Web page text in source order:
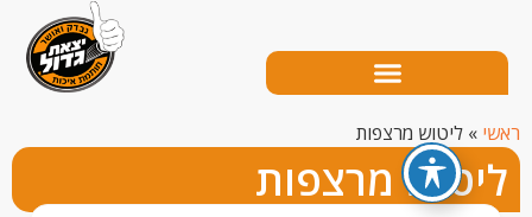
ליטוש מרצפות
מרצפות